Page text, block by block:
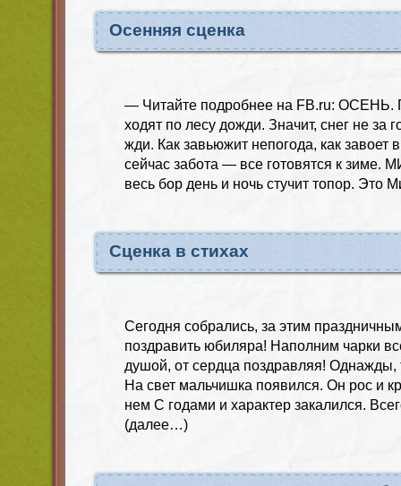
Осенняя сценка
— Читайте подробнее на FB.ru: ОСЕНЬ.
ходят по лесу дожди. Значит, снег не за
жди. Как завьюжит непогода, как завоет
сейчас забота — все готовятся к зиме.
весь бор день и ночь стучит топор. Это
Сценка в стихах
Сегодня собрались, за этим
поздравить юбиляра! Наполним чарки
душой, от сердца поздравляя!
На свет мальчишка появился. Он рос и
нем С годами и характер закалился.
(далее…)